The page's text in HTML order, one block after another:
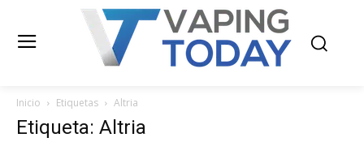
Inicio Etiquetas Altria
Etiqueta: Altria